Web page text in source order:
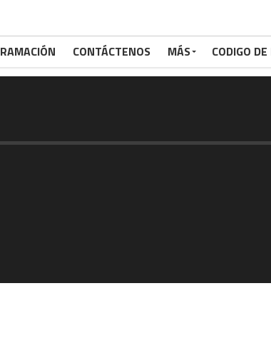
CONTÁCTENOS MÁS CODIGO